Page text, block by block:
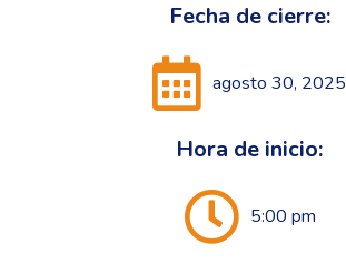
Fecha de cierre:
agosto 30, 2025
Hora de inicio:
5:00 pm